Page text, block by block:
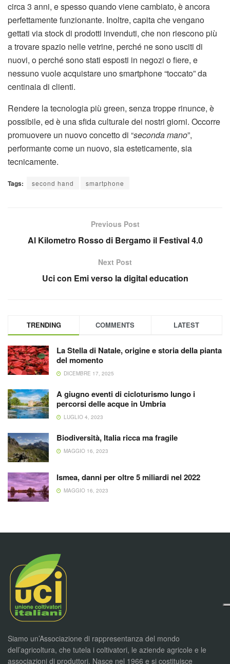
circa 3 anni, e spesso quando viene cambiato, è ancora
perfettamente funzionante. Inoltre, capita che vengano
gettati via stock di prodotti invenduti, che non riescono più
a trovare spazio nelle vetrine, perché ne sono usciti di
nuovi, o perché sono stati esposti in negozi o fiere, e
nessuno vuole acquistare uno smartphone “toccato” da
centinaia di clienti.
Rendere la tecnologia più green, senza troppe rinunce, è
possibile, ed è una sfida culturale dei nostri giorni. Occorre
promuovere un nuovo concetto di “seconda mano”,
performante come un nuovo, sia esteticamente, sia
tecnicamente.
Tags: second hand smartphone
Previous Post
Al Kilometro Rosso di Bergamo il Festival 4.0
Next Post
Uci con Emi verso la digital education
TRENDING COMMENTS LATEST
La Stella di Natale, origine e storia della pianta
del momento
DICEMBRE 17, 2025
A giugno eventi di cicloturismo lungo i
percorsi delle acque in Umbria
LUGLIO 4, 2023
Biodiversità, Italia ricca ma fragile
MAGGIO 16, 2023
Ismea, danni per oltre 5 miliardi nel 2022
MAGGIO 16, 2023
Siamo un’Associazione di rappresentanza del mondo
dell’agricoltura, che tutela i coltivatori, le aziende agricole e le
associazioni di produttori. Nasce nel 1966 e si costituisce